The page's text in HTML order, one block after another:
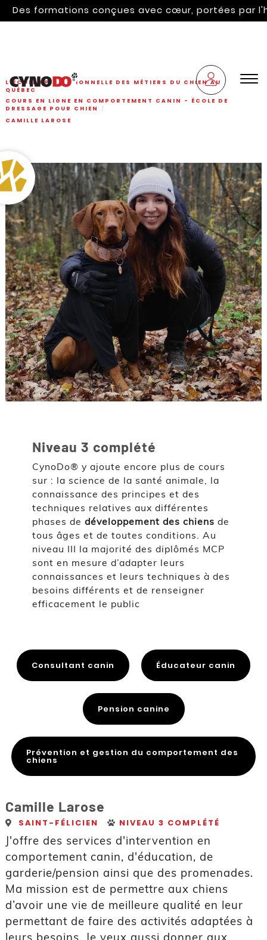
formations conçues avec cœur, portées par
L'ÉCOLE PROFESSIONNELLE DES MÉTIERS DU CHIEN AU
QUÉBEC
COURS EN LIGNE EN COMPORTEMENT CANIN - ÉCOLE DE
DRESSAGE POUR CHIEN
CAMILLE LAROSE
Camille Larose
SAINT-FÉLICIEN NIVEAU 3 COMPLÉTÉ
J'offre des services d'intervention en
comportement canin, d'éducation, de
garderie/pension ainsi que des promenades.
Ma mission est de permettre aux chiens
d’avoir une vie de meilleure qualité en leur
permettant de faire des activités adaptées à
leurs besoins. Je veux aussi donner aux
Niveau 3 complété
CynoDo® y ajoute encore plus de cours
sur : la science de la santé animale, la
connaissance des principes et des
techniques relatives aux différentes
phases de développement des chiens de
tous âges et de toutes conditions. Au
niveau III la majorité des diplômés MCP
sont en mesure d’adapter leurs
connaissances et leurs techniques à des
besoins différents et de renseigner
efficacement le public
Consultant canin Éducateur canin
Pension canine
Prévention et gestion du comportement des
chiens